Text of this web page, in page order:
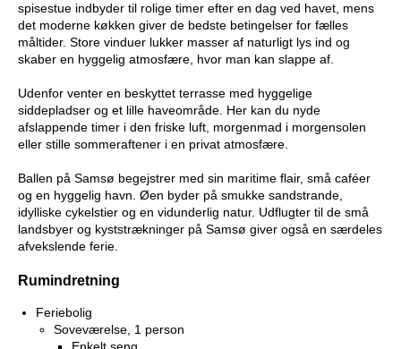
spisestue indbyder til rolige timer efter en dag ved havet, mens
det moderne køkken giver de bedste betingelser for fælles
måltider. Store vinduer lukker masser af naturligt lys ind og
skaber en hyggelig atmosfære, hvor man kan slappe af.
Udenfor venter en beskyttet terrasse med hyggelige
siddepladser og et lille haveområde. Her kan du nyde
afslappende timer i den friske luft, morgenmad i morgensolen
eller stille sommeraftener i en privat atmosfære.
Ballen på Samsø begejstrer med sin maritime flair, små caféer
og en hyggelig havn. Øen byder på smukke sandstrande,
idylliske cykelstier og en vidunderlig natur. Udflugter til de små
landsbyer og kyststrækninger på Samsø giver også en særdeles
afvekslende ferie.
Rumindretning
Feriebolig
Soveværelse, 1 person